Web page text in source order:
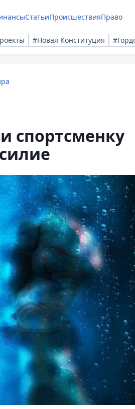
СтатьиПроисшествияПраво
#Новая Конституция
спортсменку